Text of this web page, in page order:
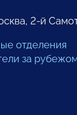
2-й
отделения
за